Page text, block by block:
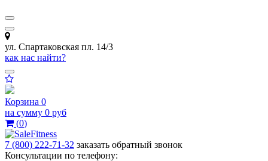
ул. Спартаковская пл. 14/3
как нас найти?
Корзина 0
на сумму 0 руб
(0)
7 (800) 222-71-32 заказать обратный звонок
Консультации по телефону: